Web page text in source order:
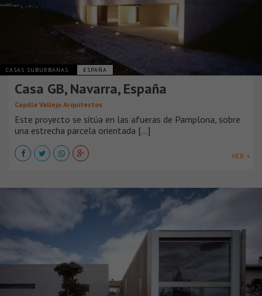
CASAS SUBURBANAS ESPAÑA
Casa GB, Navarra, España
Capilla Vallejo Arquitectos
Este proyecto se sitúa en las afueras de Pamplona, sobre
una estrecha parcela orientada [...]
VER +